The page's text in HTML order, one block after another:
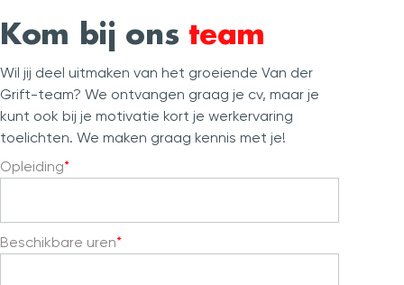
Kom bij ons team
Wil jij deel uitmaken van het groeiende Van der
Grift-team? We ontvangen graag je cv, maar je
kunt ook bij je motivatie kort je werkervaring
toelichten. We maken graag kennis met je!
Opleiding
Beschikbare uren